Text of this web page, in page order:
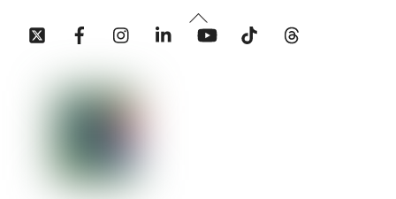
Back
To
Twitter Facebook InstagramLinkedin YouTube Tiktok